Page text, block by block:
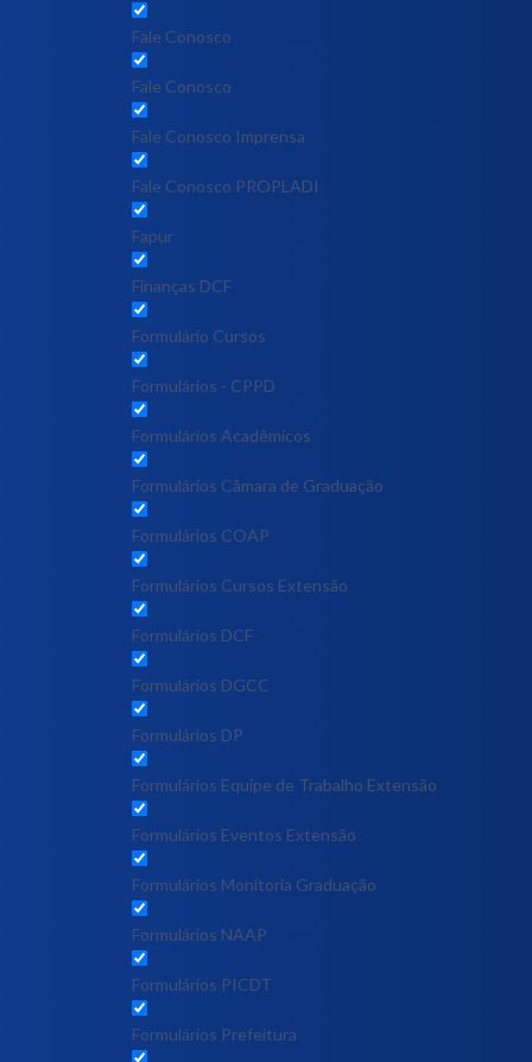
Fale Conosco
Fale Conosco
Fale Conosco Imprensa
Fale Conosco PROPLADI
Fapur
Finanças DCF
Formulário Cursos
Formulários - CPPD
Formulários Acadêmicos
Formulários Câmara de Graduação
Formulários COAP
Formulários Cursos Extensão
Formulários DCF
Formulários DGCC
Formulários DP
Formulários Equipe de Trabalho Extensão
Formulários Eventos Extensão
Formulários Monitoria Graduação
Formulários NAAP
Formulários PICDT
Formulários Prefeitura